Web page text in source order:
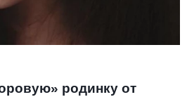
родинку от